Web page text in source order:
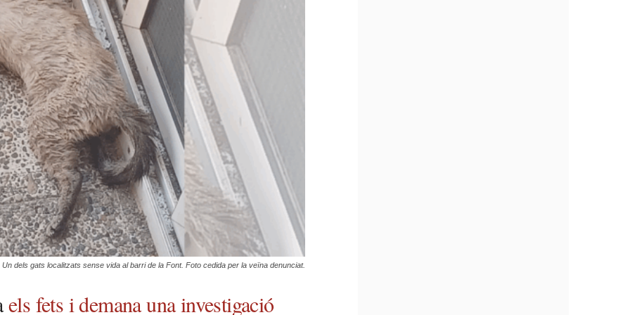
Un dels gats localitzats sense vida al barri de la Font. Foto cedida per la veïna denunciat.
els fets i demana una investigació